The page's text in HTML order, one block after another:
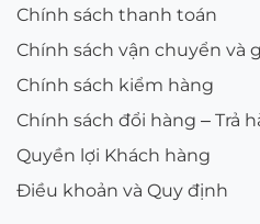
Chiết suất 1.56: Phù
Chiết suất 1.60 (Phôi
thợ kính cực kỳ yêu
cáp, chuyên dụng để
Chính sách thanh toán
Chính sách vận chuyển và
Chính sách kiểm hàng
Chính sách đổi hàng – Trả
Quyền lợi Khách hàng
Điều khoản và Quy định